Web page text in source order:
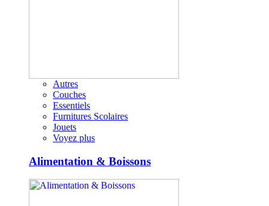
Autres
Couches
Essentiels
Furnitures Scolaires
Jouets
Voyez plus
Alimentation & Boissons